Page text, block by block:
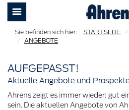
STARTSEITE
ANGEBOTE
AUFGEPASST!
Aktuelle Angebote und Prospekte
Ahrens zeigt es immer wieder: gut
sein. Die aktuellen Angebote von